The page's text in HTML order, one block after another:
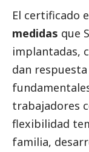
El certificado
medidas que
implantadas,
dan
trabajadores
flexibilidad
familia,